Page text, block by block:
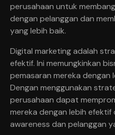
perusahaan untuk
dengan pelanggan dan
yang lebih baik.
Digital marketing adalah
efektif. Ini memungkinkan
pemasaran mereka dengan
Dengan menggunakan
perusahaan dapat
mereka dengan lebih
awareness dan pelanggan